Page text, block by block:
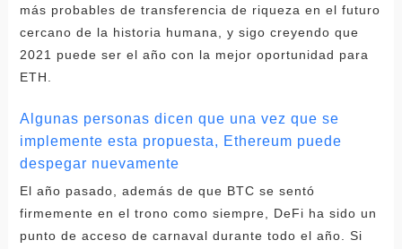
más probables de transferencia de riqueza en el futuro
cercano de la historia humana, y sigo creyendo que
2021 puede ser el año con la mejor oportunidad para
ETH.
Algunas personas dicen que una vez que se
implemente esta propuesta, Ethereum puede
despegar nuevamente
El año pasado, además de que BTC se sentó
firmemente en el trono como siempre, DeFi ha sido un
punto de acceso de carnaval durante todo el año. Si